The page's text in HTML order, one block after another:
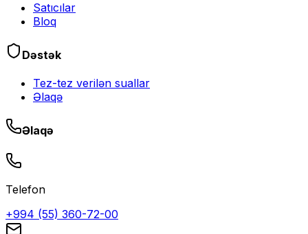
Satıcılar
Bloq
Dəstək
Tez-tez verilən suallar
Əlaqə
Əlaqə
Telefon
+994 (55) 360-72-00